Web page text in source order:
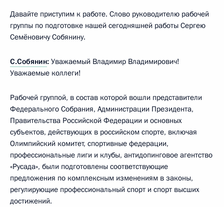
Давайте приступим к работе. Слово руководителю рабочей
группы по подготовке нашей сегодняшней работы Сергею
Семёновичу Собянину.
С.Собянин: Уважаемый Владимир Владимирович!
Уважаемые коллеги!
Рабочей группой, в состав которой вошли представители
Федерального Собрания, Администрации Президента,
Правительства Российской Федерации и основных
субъектов, действующих в российском спорте, включая
Олимпийский комитет, спортивные федерации,
профессиональные лиги и клубы, антидопинговое агентство
«Русада», были подготовлены соответствующие
предложения по комплексным изменениям в законы,
регулирующие профессиональный спорт и спорт высших
достижений.